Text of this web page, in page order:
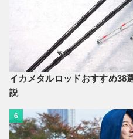
イカメタルロッドおすすめ38
説
6